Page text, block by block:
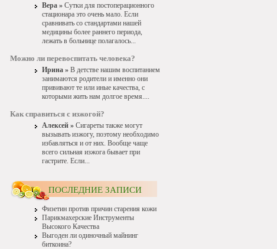
Вера » Сутки для постоперационного
стационара это очень мало. Если
сравнивать со стандартами нашей
медицины более раннего периода,
лежать в больнице полагалось...
Можно ли перевоспитать человека?
Ирина » В детстве нашим воспитанием
занимаются родители и именно они
прививают те или иные качества, с
которыми жить нам долгое время....
Как справиться с изжогой?
Алексей » Сигареты также могут
вызывать изжогу, поэтому необходимо
избавляться и от них. Вообще чаще
всего сильная изжога бывает при
гастрите. Если...
ПОСЛЕДНИЕ ЗАПИСИ
Физетин против причин старения кожи
Парикмахерские Инструменты
Высокого Качества
Выгоден ли одиночный майнинг
биткоина?